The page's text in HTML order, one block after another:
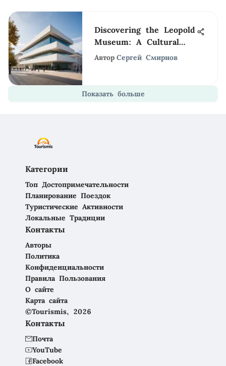
Discovering the Leopold
Museum: A Cultural
Gem in Vienna
Автор Сергей Смирнов
Показать больше
Категории
Топ Достопримечательности
Планирование Поездок
Туристические Активности
Локальные Традиции
Контакты
Авторы
Политика
Конфиденциальности
Правила Пользования
О сайте
Карта сайта
©Tourismis, 2026
Контакты
Почта
YouTube
Facebook